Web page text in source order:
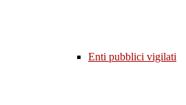
Enti pubblici vigilati